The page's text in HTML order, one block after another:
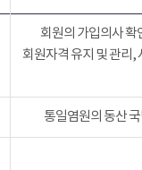
회원의 가입의사 확
회원자격 유지 및 관리,
통일염원의 동산